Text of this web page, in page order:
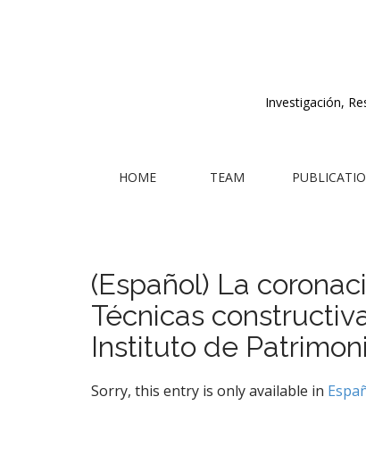
Investigación,
m
e
n
u
o
c
o
n
n
HOME TEAM
(Español) La
Técnicas
Instituto de
Sorry, this entry is only available in